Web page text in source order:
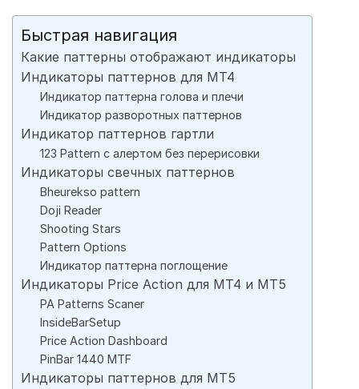
Быстрая навигация
Какие паттерны отображают индикаторы
Индикаторы паттернов для МТ4
Индикатор паттерна голова и плечи
Индикатор разворотных паттернов
Индикатор паттернов гартли
123 Pattern с алертом без перерисовки
Индикаторы свечных паттернов
Bheurekso pattern
Doji Reader
Shooting Stars
Pattern Options
Индикатор паттерна поглощение
Индикаторы Price Action для МТ4 и МТ5
PA Patterns Scaner
InsideBarSetup
Price Action Dashboard
PinBar 1440 MTF
Индикаторы паттернов для МТ5